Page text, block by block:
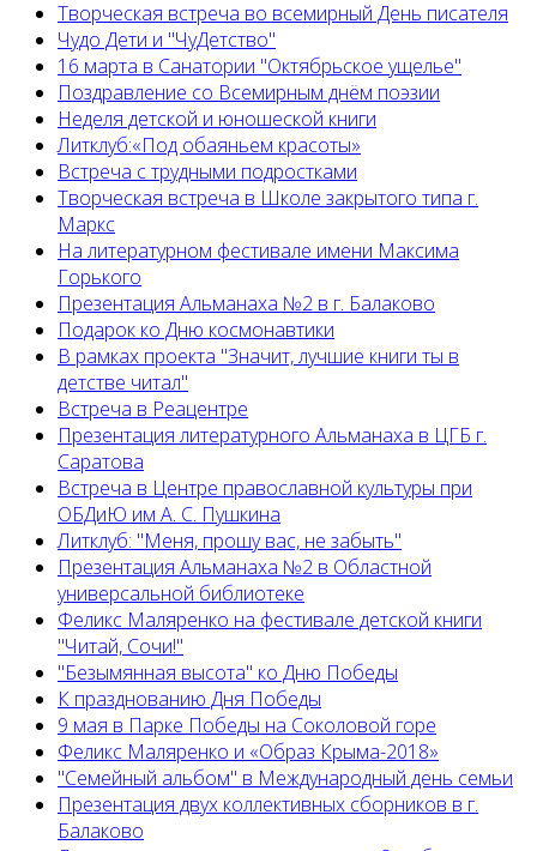
Творческая встреча во всемирный День писателя
Чудо Дети и "ЧуДетство"
16 марта в Санатории "Октябрьское ущелье"
Поздравление со Всемирным днём поэзии
Неделя детской и юношеской книги
Литклуб:«Под обаяньем красоты»
Встреча с трудными подростками
Творческая встреча в Школе закрытого типа г.
Маркс
На литературном фестивале имени Максима
Горького
Презентация Альманаха №2 в г. Балаково
Подарок ко Дню космонавтики
В рамках проекта "Значит, лучшие книги ты в
детстве читал"
Встреча в Реацентре
Презентация литературного Альманаха в ЦГБ г.
Саратова
Встреча в Центре православной культуры при
ОБДиЮ им А. С. Пушкина
Литклуб: "Меня, прошу вас, не забыть"
Презентация Альманаха №2 в Областной
универсальной библиотеке
Феликс Маляренко на фестивале детской книги
"Читай, Сочи!"
"Безымянная высота" ко Дню Победы
К празднованию Дня Победы
9 мая в Парке Победы на Соколовой горе
Феликс Маляренко и «Образ Крыма-2018»
"Семейный альбом" в Международный день семьи
Презентация двух коллективных сборников в г.
Балаково